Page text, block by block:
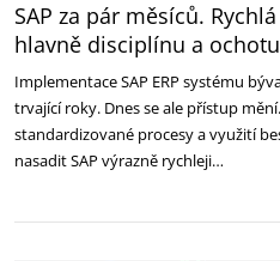
SAP za pár měsíců.
hlavně disciplínu a
Implementace SAP ERP systému
trvající roky. Dnes se ale přístup
standardizované procesy a využití
nasadit SAP výrazně rychleji…